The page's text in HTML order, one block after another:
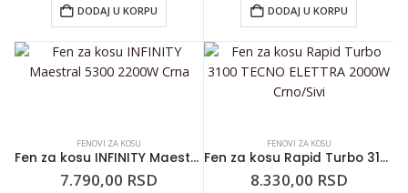
DODAJ U KORPU DODAJ U KORPU
FENOVI ZA KOSU
Fen za kosu INFINITY Maestral 5300 2200W Crna
7.790,00 RSD
FENOVI ZA KOSU
Fen za kosu Rapid Turbo 3100 TECNO ELETTRA 2000W Crno/Sivi
8.330,00 RSD